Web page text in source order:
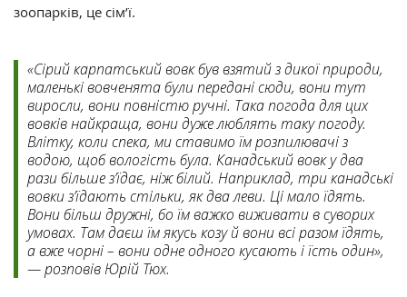
зоопарків, це сім’ї.
«Сірий карпатський вовк був взятий з дикої природи,
маленькі вовченята були передані сюди, вони тут
виросли, вони повністю ручні. Така погода для цих
вовків найкраща, вони дуже люблять таку погоду.
Влітку, коли спека, ми ставимо їм розпилювачі з
водою, щоб вологість була. Канадський вовк у два
рази більше з’їдає, ніж білий. Наприклад, три канадські
вовки з’їдають стільки, як два леви. Ці мало їдять.
Вони більш дружні, бо їм важко виживати в суворих
умовах. Там даєш їм якусь козу й вони всі разом їдять,
а вже чорні – вони одне одного кусають і їсть один»,
— розповів Юрій Тюх.